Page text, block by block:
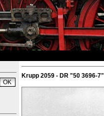
Krupp 2059 - DR "50 3696-7"